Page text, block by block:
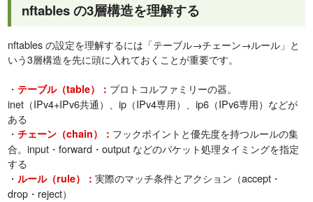
nftables の3層構造を理解する
nftables の設定を理解するには「テーブル→チェーン→ルール」と
いう3層構造を先に頭に入れておくことが重要です。
・ テーブル（table）： プロトコルファミリーの器。
inet（IPv4+IPv6共通）、ip（IPv4専用）、ip6（IPv6専用）などが
ある
・チェーン（chain）： フックポイントと優先度を持つルールの集
合。input・forward・output などのパケット処理タイミングを指定
する
・ルール（rule）：実際のマッチ条件とアクション（accept・
drop・reject）